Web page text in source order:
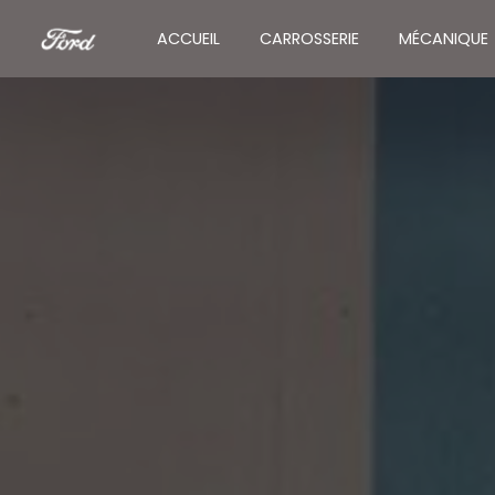
ACCUEIL CARROSSERIE MÉCANIQUE